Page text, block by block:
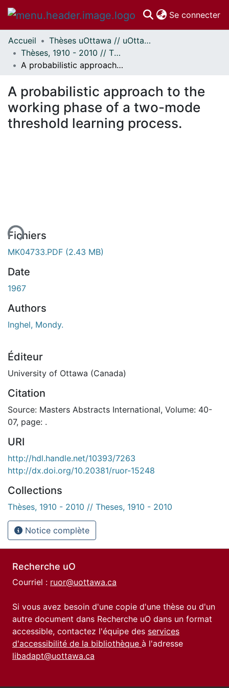
Se connecter
Communautés
et collections
Parcourir
À propos
Accueil
Thèses uOttawa // uOttawa Theses
Thèses, 1910 - 2010 // Theses, 1910 - 2010
A probabilistic approach to the working phase of a two-mode threshold learning process.
A probabilistic approach to the
working phase of a two-mode
threshold learning process.
Fichiers
MK04733.PDF (2.43 MB)
Date
1967
Authors
Inghel, Mondy.
Éditeur
University of Ottawa (Canada)
Citation
Source: Masters Abstracts International, Volume: 40-
07, page: .
URI
http://hdl.handle.net/10393/7263
http://dx.doi.org/10.20381/ruor-15248
Collections
Thèses, 1910 - 2010 // Theses, 1910 - 2010
Notice complète
Recherche uO
Courriel : ruor@uottawa.ca
Si vous avez besoin d'une copie d'une thèse ou d'un
autre document dans Recherche uO dans un format
accessible, contactez l'équipe des services
d'accessibilité de la bibliothèque à l'adresse
libadapt@uottawa.ca